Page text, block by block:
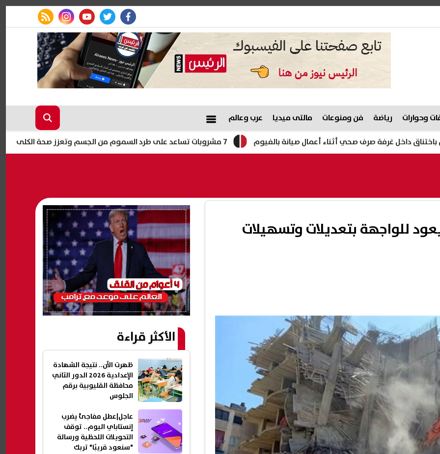
facebook
twitter
youtube
instagram
rss feed
وحوارات رياضة فن ومنوعات مالتى ميديا عرب وعالم
مصطفى 7 مشروبات تساعد على طرد السموم من الجسم وتعزز صحة الكلى غرفة صرف صحي أثناء أعمال صيانة بالفيوم
للواجهة بتعديلات وتسهيلات
الأكثر قراءة
ظهرت الآن.. نتيجة الشهادة
الإعدادية 2026 الدور الثاني
محافظة القليوبية برقم
الجلوس
عاجل|عطل مفاجئ يضرب
إنستاباي اليوم.. توقف
التحويلات اللحظية ورسالة
"سنعود قريبًا" تربك